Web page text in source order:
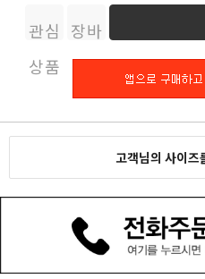
관심
상품
장바
구니
고객님의 사이즈